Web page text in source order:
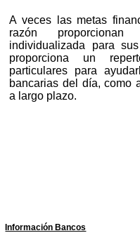
A veces las metas
razón
individualizada para
proporciona un
particulares para
bancarias del día, como
a largo plazo.
Información Bancos